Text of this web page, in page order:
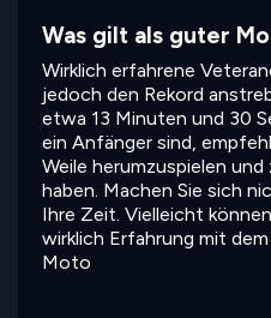
Was gilt als guter
Wirklich erfahrene
jedoch den Rekord
etwa 13 Minuten und 30
ein Anfänger sind,
Weile herumzuspielen
haben. Machen Sie sich
Ihre Zeit. Vielleicht
wirklich Erfahrung mit
Moto